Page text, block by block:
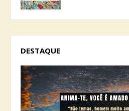
DESTAQUE